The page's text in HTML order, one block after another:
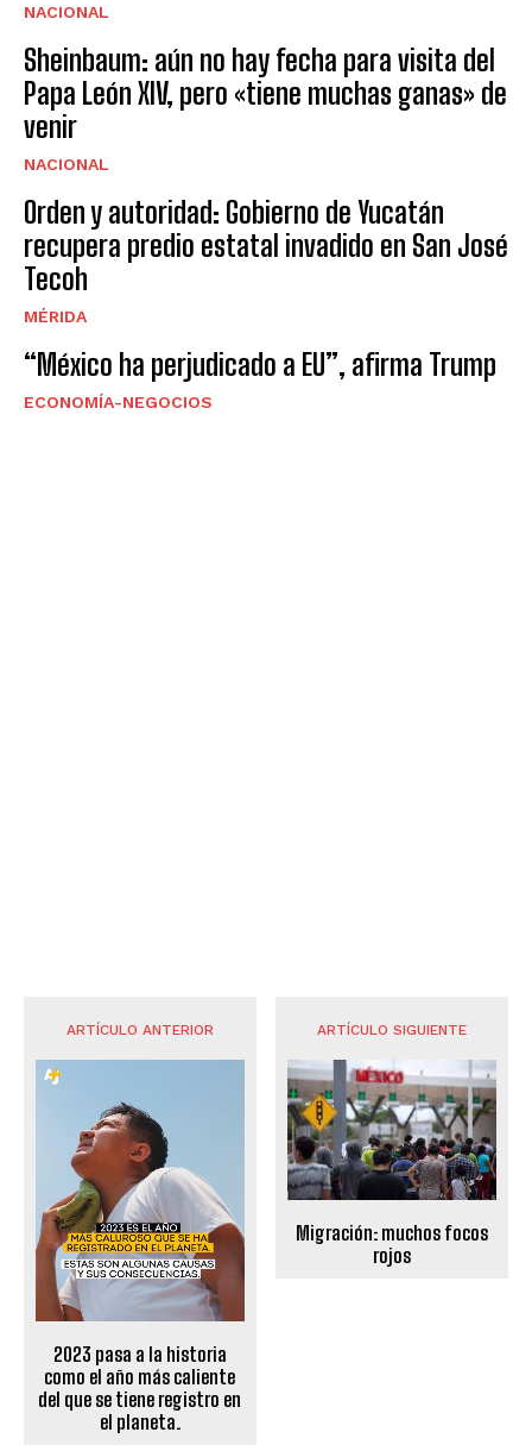
NACIONAL
Sheinbaum: aún no hay fecha para visita del
Papa León XIV, pero «tiene muchas ganas» de
venir
NACIONAL
Orden y autoridad: Gobierno de Yucatán
recupera predio estatal invadido en San José
Tecoh
MÉRIDA
“México ha perjudicado a EU”, afirma Trump
ECONOMÍA-NEGOCIOS
ARTÍCULO ANTERIOR
2023 pasa a la historia
como el año más caliente
del que se tiene registro en
el planeta.
ARTÍCULO SIGUIENTE
Migración: muchos focos
rojos